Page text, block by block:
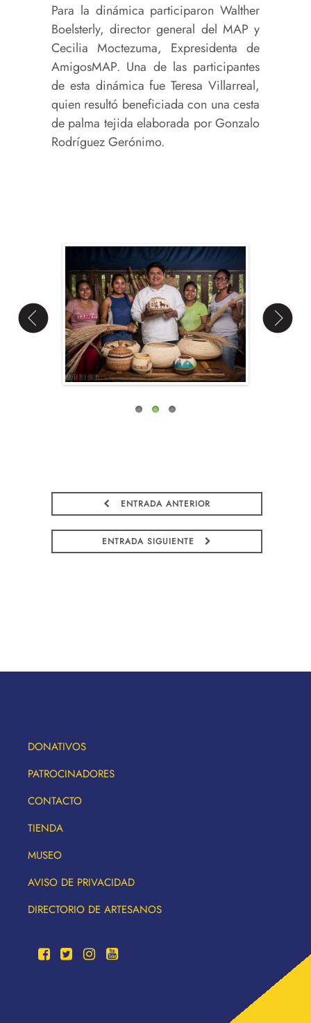
Para la dinámica participaron Walther
Boelsterly, director general del MAP y
Cecilia Moctezuma, Expresidenta de
AmigosMAP. Una de las participantes
de esta dinámica fue Teresa Villarreal,
quien resultó beneficiada con una cesta
de palma tejida elaborada por Gonzalo
Rodríguez Gerónimo.
ENTRADA ANTERIOR
ENTRADA SIGUIENTE
DONATIVOS
PATROCINADORES
CONTACTO
TIENDA
MUSEO
AVISO DE PRIVACIDAD
DIRECTORIO DE ARTESANOS